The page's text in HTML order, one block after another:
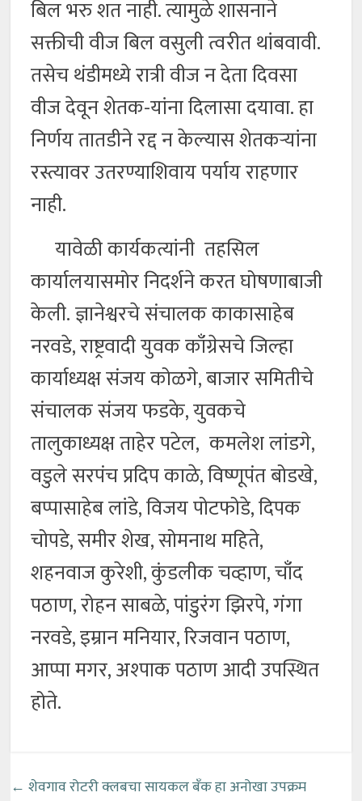
बिल भरु शत नाही. त्यामुळे शासनाने
सक्तीची वीज बिल वसुली त्वरीत थांबवावी.
तसेच थंडीमध्ये रात्री वीज न देता दिवसा
वीज देवून शेतक-यांना दिलासा दयावा. हा
निर्णय तातडीने रद्द न केल्यास शेतकऱ्यांना
रस्त्यावर उतरण्याशिवाय पर्याय राहणार
नाही.
यावेळी कार्यकत्यांनी तहसिल
कार्यालयासमोर निदर्शने करत घोषणाबाजी
केली. ज्ञानेश्वरचे संचालक काकासाहेब
नरवडे, राष्ट्रवादी युवक काँग्रेसचे जिल्हा
कार्याध्यक्ष संजय कोळगे, बाजार समितीचे
संचालक संजय फडके, युवकचे
तालुकाध्यक्ष ताहेर पटेल, कमलेश लांडगे,
वडुले सरपंच प्रदिप काळे, विष्णूपंत बोडखे,
बप्पासाहेब लांडे, विजय पोटफोडे, दिपक
चोपडे, समीर शेख, सोमनाथ महिते,
शहनवाज कुरेशी, कुंडलीक चव्हाण, चाँद
पठाण, रोहन साबळे, पांडुरंग झिरपे, गंगा
नरवडे, इम्रान मनियार, रिजवान पठाण,
आप्पा मगर, अश्पाक पठाण आदी उपस्थित
होते.
← शेवगाव रोटरी क्लबचा सायकल बँक हा अनोखा उपक्रम